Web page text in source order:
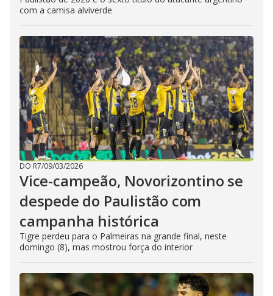
com a camisa alviverde
DO R7/09/03/2026
Vice-campeão, Novorizontino se
despede do Paulistão com
campanha histórica
Tigre perdeu para o Palmeiras na grande final, neste
domingo (8), mas mostrou força do interior